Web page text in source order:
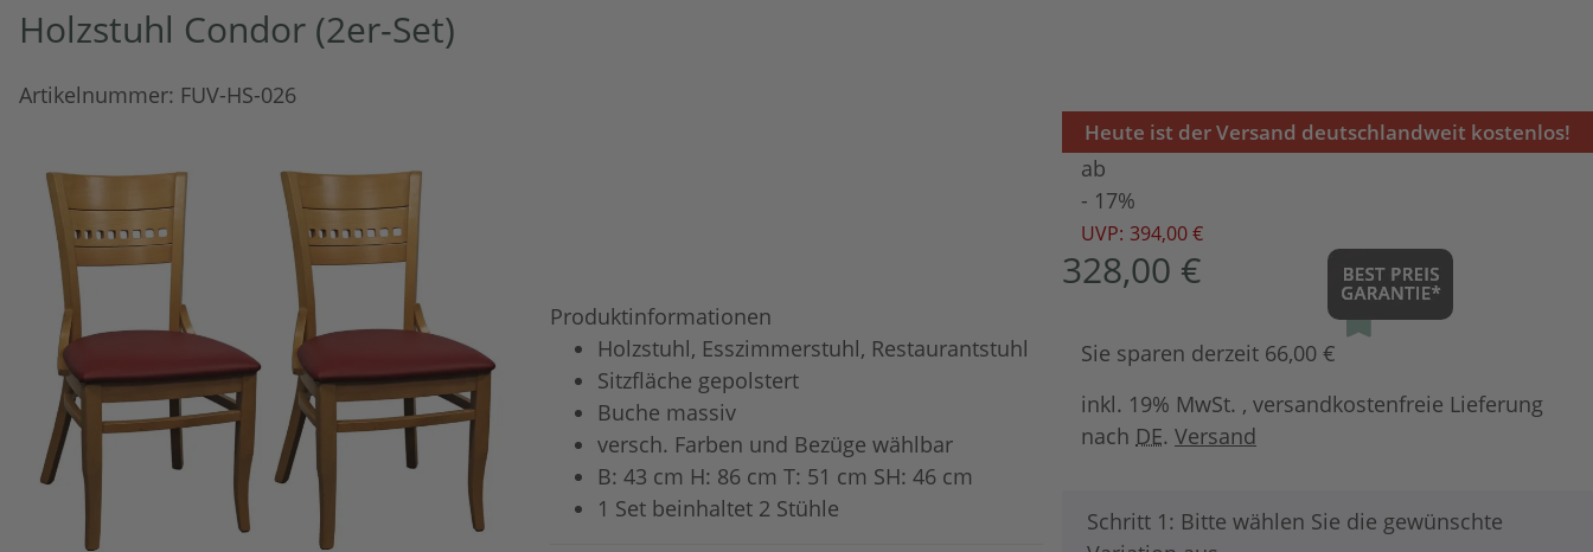
Holzstuhl Condor (2er-Set)
Artikelnummer: FUV-HS-026
Produktinformationen
Holzstuhl, Esszimmerstuhl, Restaurantstuhl
Sitzfläche gepolstert
Buche massiv
versch. Farben und Bezüge wählbar
B: 43 cm H: 86 cm T: 51 cm SH: 46 cm
1 Set beinhaltet 2 Stühle
Heute ist der Versand deutschlandweit kostenlos!
ab
- 17%
UVP: 394,00 €
328,00 €
Sie sparen derzeit 66,00 €
inkl. 19% MwSt. , versandkostenfreie Lieferung
nach DE. Versand
x
Schritt 1: Bitte wählen Sie die gewünschte